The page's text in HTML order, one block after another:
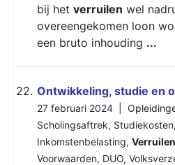
bij het verruilen wel
overeengekomen loon
een bruto inhouding ...
22. Ontwikkeling, studie en
27 februari 2024 |
Scholingsaftrek, Studiekosten,
Inkomstenbelasting, Verruilen
Voorwaarden, DUO,